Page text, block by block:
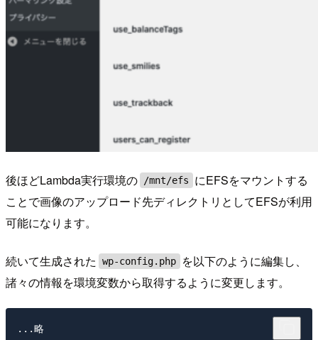
後ほどLambda実行環境の /mnt/efs
にEFSをマウントする
ことで画像のアップロード先ディレクトリとしてEFSが利用
可能になります。
続いて生成された wp-config.php
を以下のように編集し、
諸々の情報を環境変数から取得するように変更します。
...略